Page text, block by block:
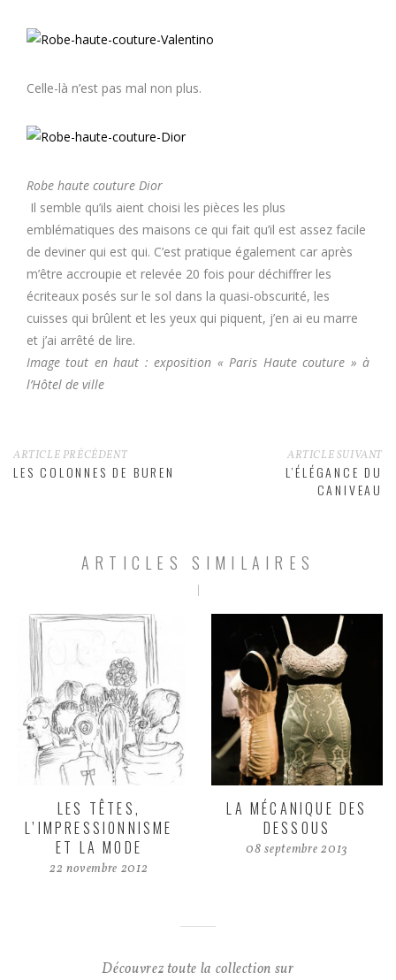
Celle-là n’est pas mal non plus.
Robe haute couture Dior
Il semble qu’ils aient choisi les pièces les plus
emblématiques des maisons ce qui fait qu’il est assez facile
de deviner qui est qui. C’est pratique également car après
m’être accroupie et relevée 20 fois pour déchiffrer les
écriteaux posés sur le sol dans la quasi-obscurité, les
cuisses qui brûlent et les yeux qui piquent, j’en ai eu marre
et j’ai arrêté de lire.
Image tout en haut : exposition « Paris Haute couture » à
l’Hôtel de ville
ARTICLE PRÉCÉDENT
LES COLONNES DE BUREN
ARTICLE SUIVANT
L’ÉLÉGANCE DU
CANIVEAU
ARTICLES SIMILAIRES
LES TÊTES,
L’IMPRESSIONNISME
ET LA MODE
22 novembre 2012
LA MÉCANIQUE DES
DESSOUS
08 septembre 2013
Découvrez toute la collection sur